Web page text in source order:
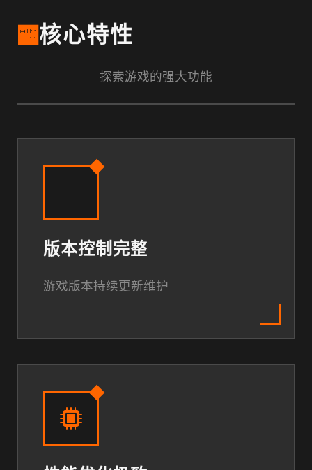
🏧核心特性
探索游戏的强大功能
版本控制完整
游戏版本持续更新维护